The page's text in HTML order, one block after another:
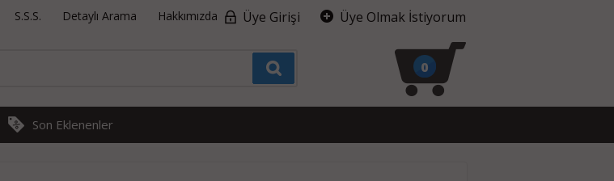
S.S.S. Detaylı Arama Hakkımızda Üye Girişi Üye Olmak İstiyorum
0
Son Eklenenler